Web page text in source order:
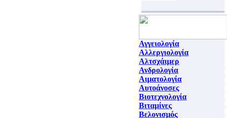
Αγγειολογία
Αλλεργιολογία
Αλτσχάιμερ
Ανδρολογία
Αιματολογία
Αυτοάνοσες
Βιοτεχνολογία
Βιταμίνες
Βελονισμός